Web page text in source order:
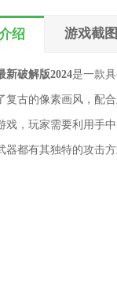
绍 游戏截图
新破解版2024是一款
复古的像素画风，配
戏，玩家需要利用手
器都有其独特的攻击方